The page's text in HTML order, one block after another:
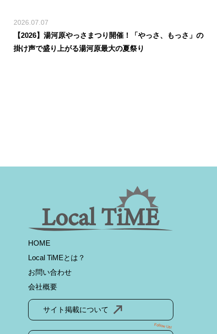
2026.07.07
【2026】湯河原やっさまつり開催！「やっさ、もっさ」の
掛け声で盛り上がる湯河原最大の夏祭り
HOME
Local TiMEとは？
お問い合わせ
会社概要
サイト掲載について
Follow Us!